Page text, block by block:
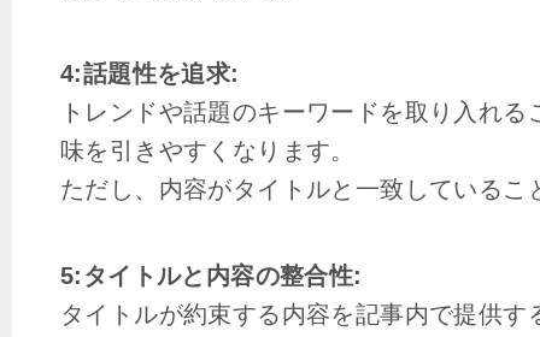
4:話題性を追求:
トレンドや話題のキーワードを取り入れる
味を引きやすくなります。
ただし、内容がタイトルと一致しているこ
5:タイトルと内容の整合性:
タイトルが約束する内容を記事内で提供す